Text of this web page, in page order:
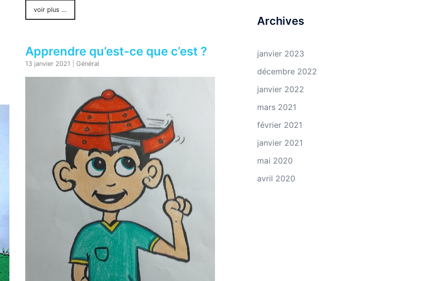
voir plus …
Apprendre qu’est-ce que c’est ?
13 janvier 2021 Général
Archives
janvier 2023
décembre 2022
janvier 2022
mars 2021
février 2021
janvier 2021
mai 2020
avril 2020